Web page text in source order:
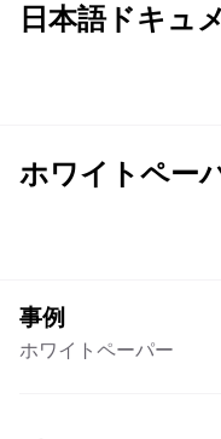
日本語ドキュ
ホワイトペー
事例
ホワイトペーパー